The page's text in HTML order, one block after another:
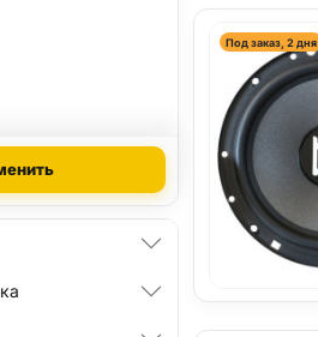
Под заказ, 2 дня